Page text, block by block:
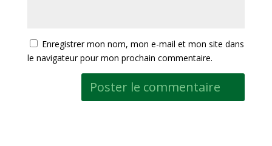
Enregistrer mon nom, mon e-mail et mon site dans
le navigateur pour mon prochain commentaire.